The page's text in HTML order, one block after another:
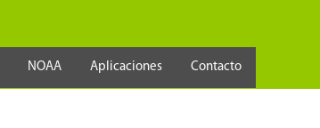
NOAA Aplicaciones Contacto